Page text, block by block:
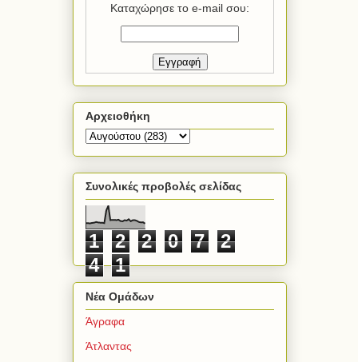
Καταχώρησε το e-mail σου:
Αρχειοθήκη
Συνολικές προβολές σελίδας
1 2 2 0 7
2
4
1
Νέα Ομάδων
Άγραφα
Άτλαντας